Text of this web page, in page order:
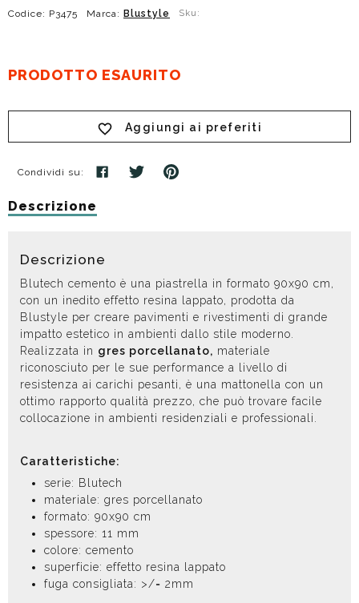
Codice: P3475 Marca: Blustyle Sku:
PRODOTTO ESAURITO
Aggiungi ai preferiti
Condividi su:
Descrizione
Descrizione
Blutech cemento è una piastrella in formato 90x90 cm,
con un inedito effetto resina lappato, prodotta da
Blustyle per creare pavimenti e rivestimenti di grande
impatto estetico in ambienti dallo stile moderno.
Realizzata in gres porcellanato, materiale
riconosciuto per le sue performance a livello di
resistenza ai carichi pesanti, è una mattonella con un
ottimo rapporto qualità prezzo, che può trovare facile
collocazione in ambienti residenziali e professionali.
Caratteristiche:
serie: Blutech
materiale: gres porcellanato
formato: 90x90 cm
spessore: 11 mm
colore: cemento
superficie: effetto resina lappato
fuga consigliata: >/= 2mm